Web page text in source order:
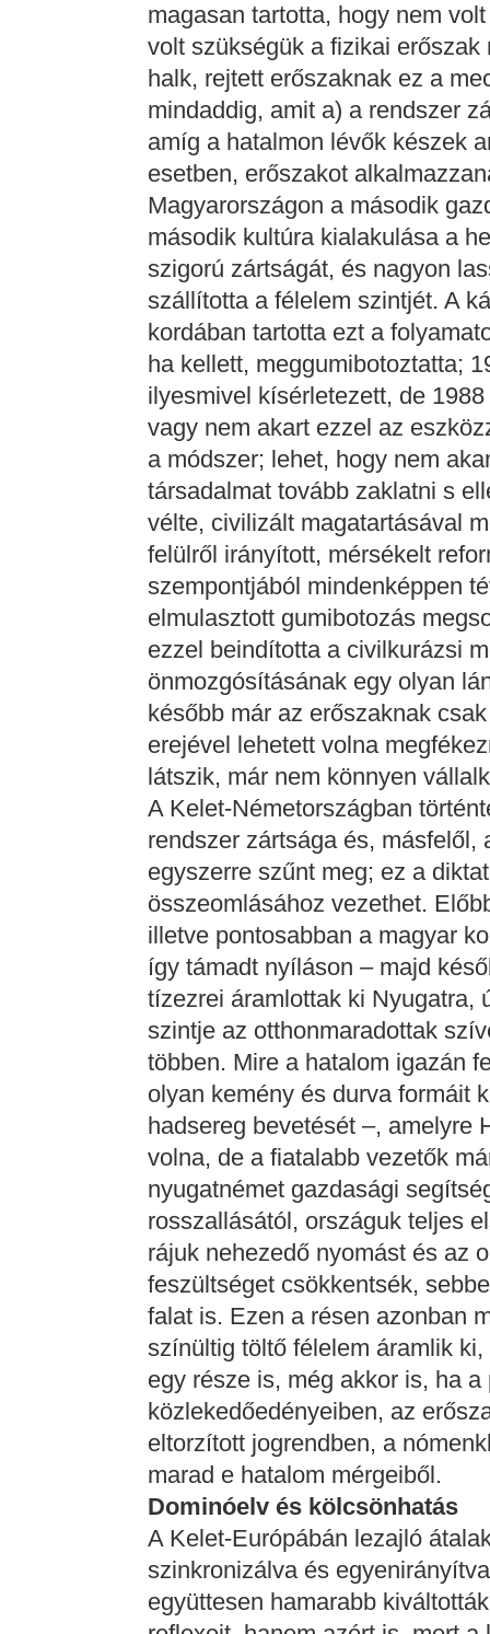
magasan tartotta, hogy nem
volt szükségük a fizikai
halk, rejtett erőszaknak ez a
mindaddig, amit a) a rendszer
amíg a hatalmon lévők készek
esetben, erőszakot
Magyarországon a második
második kultúra kialakulása a
szigorú zártságát, és nagyon
szállította a félelem szintjét. A
kordában tartotta ezt a
ha kellett, meggumibotoztatta;
ilyesmivel kísérletezett, de
vagy nem akart ezzel az
a módszer; lehet, hogy nem
társadalmat tovább zaklatni s
vélte, civilizált magatartásával
felülről irányított, mérsékelt
szempontjából mindenképpen
elmulasztott gumibotozás
ezzel beindította a civilkurázsi
önmozgósításának egy olyan
később már az erőszaknak
erejével lehetett volna
látszik, már nem könnyen
A Kelet-Németországban
rendszer zártsága és,
egyszerre szűnt meg; ez a
összeomlásához vezethet.
illetve pontosabban a magyar
így támadt nyíláson – majd
tízezrei áramlottak ki Nyugatra,
szintje az otthonmaradottak
többen. Mire a hatalom igazán
olyan kemény és durva formáit
hadsereg bevetését –, amelyre
volna, de a fiatalabb vezetők
nyugatnémet gazdasági
rosszallásától, országuk teljes
rájuk nehezedő nyomást és az
feszültséget csökkentsék,
falat is. Ezen a résen azonban
színültig töltő félelem áramlik
egy része is, még akkor is, ha
közlekedőedényeiben, az
eltorzított jogrendben, a
marad e hatalom mérgeiből.
Dominóelv és kölcsönhatás
A Kelet-Európábán lezajló
szinkronizálva és
együttesen hamarabb